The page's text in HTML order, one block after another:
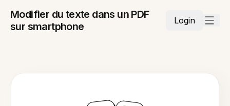
Modifier du texte dans un PDF
sur smartphone
Login